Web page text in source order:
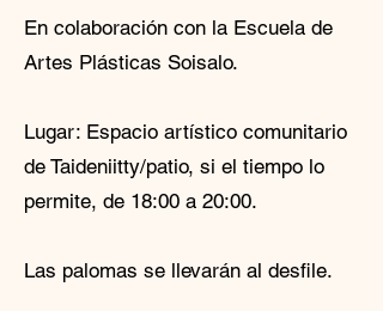
En colaboración con la Escuela de
Artes Plásticas Soisalo.
Lugar: Espacio artístico comunitario
de Taideniitty/patio, si el tiempo lo
permite, de 18:00 a 20:00.
Las palomas se llevarán al desfile.